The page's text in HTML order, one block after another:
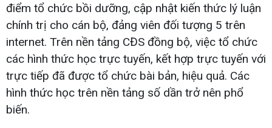
điểm tổ chức bồi dưỡng, cập nhật kiến thức lý luận
chính trị cho cán bộ, đảng viên đối tượng 5 trên
internet. Trên nền tảng CĐS đồng bộ, việc tổ chức
các hình thức học trực tuyến, kết hợp trực tuyến với
trực tiếp đã được tổ chức bài bản, hiệu quả. Các
hình thức học trên nền tảng số dần trở nên phổ
biến.